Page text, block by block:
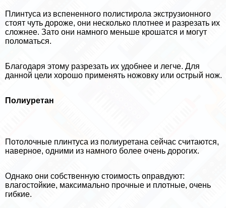
Плинтуса из вспененного полистирола экструзионного
стоят чуть дороже, они несколько плотнее и разрезать их
сложнее. Зато они намного меньше крошатся и могут
поломаться.
Благодаря этому разрезать их удобнее и легче. Для
данной цели хорошо применять ножовку или острый нож.
Полиуретан
Потолочные плинтуса из полиуретана сейчас считаются,
наверное, одними из намного более очень дорогих.
Однако они собственную стоимость оправдуют:
влагостойкие, максимально прочные и плотные, очень
гибкие.